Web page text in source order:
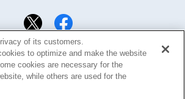
of its customers.
to optimize and make the website
cookies are necessary for the
while others are used for the